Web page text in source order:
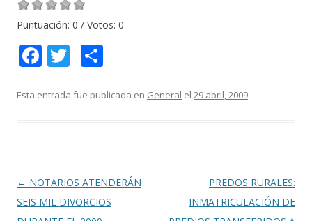
Puntuación: 0 / Votos: 0
F
e
k
T
itt m
r
Esta entrada fue publicada en General el 29 abril, 2009.
Navegación
de
← NOTARIOS ATENDERÁN
SEIS MIL DIVORCIOS
PREDOS RURALES:
INMATRICULACIÓN DE